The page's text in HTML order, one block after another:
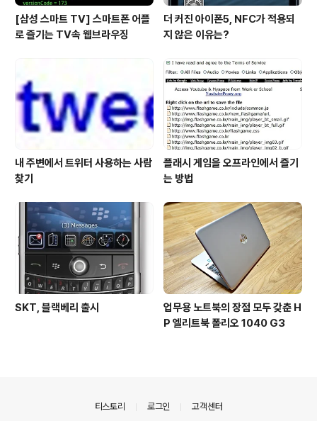
[삼성 스마트 TV] 스마트폰 어플
로 즐기는 TV속 웹브라우징
더 커진 아이폰5, NFC가 적용되
지 않은 이유는?
내 주변에서 트위터 사용하는 사람
찾기
플래시 게임을 오프라인에서 즐기
는 방법
SKT, 블랙베리 출시
업무용 노트북의 장점 모두 갖춘 H
P 엘리트북 폴리오 1040 G3
티스토리 로그인 고객센터